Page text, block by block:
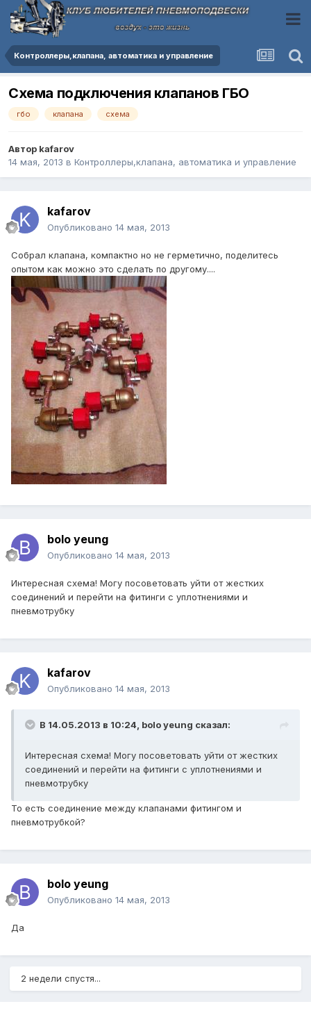
Контроллеры,клапана, автоматика и управление
Схема подключения клапанов ГБО
гбо клапана схема
Автор kafarov
14 мая, 2013 в Контроллеры,клапана, автоматика и управление
kafarov
Опубликовано 14 мая, 2013
Собрал клапана, компактно но не герметично, поделитесь
опытом как можно это сделать по другому....
bolo yeung
Опубликовано 14 мая, 2013
Интересная схема! Могу посоветовать уйти от жестких
соединений и перейти на фитинги с уплотнениями и
пневмотрубку
kafarov
Опубликовано 14 мая, 2013
В 14.05.2013 в 10:24, bolo yeung сказал:
Интересная схема! Могу посоветовать уйти от жестких
соединений и перейти на фитинги с уплотнениями и
пневмотрубку
То есть соединение между клапанами фитингом и
пневмотрубкой?
bolo yeung
Опубликовано 14 мая, 2013
Да
2 недели спустя...